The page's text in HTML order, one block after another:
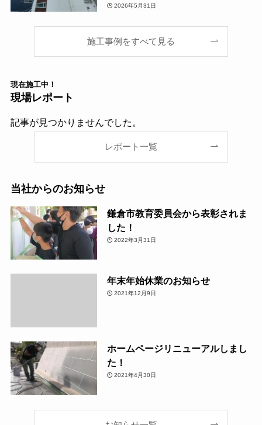
2026年5月31日
施工事例をすべて見る
現在施工中！
現場レポート
記事が見つかりませんでした。
レポート一覧
当社からのお知らせ
鎌倉市教育委員会から表彰されま
した！
2022年3月31日
年末年始休業のお知らせ
2021年12月9日
ホームページリニューアルしまし
た！
2021年4月30日